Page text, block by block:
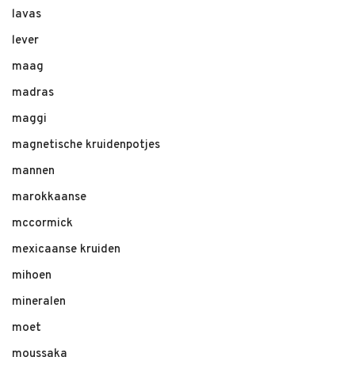
lavas
lever
maag
madras
maggi
magnetische kruidenpotjes
mannen
marokkaanse
mccormick
mexicaanse kruiden
mihoen
mineralen
moet
moussaka